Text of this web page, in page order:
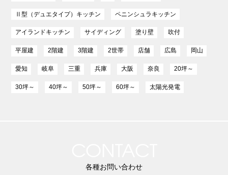
Ⅱ型（デュエタイプ）キッチン ペニンシュラキッチン
アイランドキッチン サイディング 塗り壁 吹付
平屋建 2階建 3階建 2世帯 店舗 広島 岡山
愛知 岐阜 三重 兵庫 大阪 奈良 20坪～
30坪～ 40坪～ 50坪～ 60坪～ 太陽光発電
各種お問い合わせ